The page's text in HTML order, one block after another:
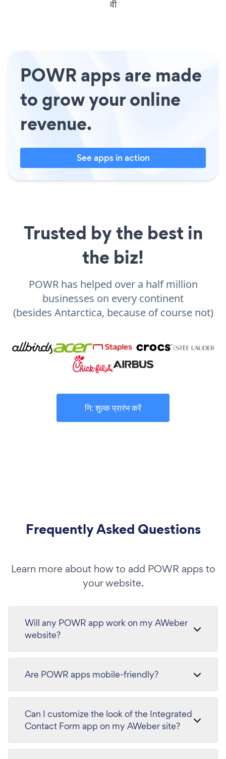
वी
POWR apps are made
to grow your online
revenue.
See apps in action
Trusted by the best in
the biz!
POWR has helped over a half million
businesses on every continent
(besides Antarctica, because of course not)
नि: शुल्क प्रारंभ करें
Frequently Asked Questions
Learn more about how to add POWR apps to
your website.
Will any POWR app work on my AWeber
website?
Are POWR apps mobile-friendly?
Can I customize the look of the Integrated
Contact Form app on my AWeber site?